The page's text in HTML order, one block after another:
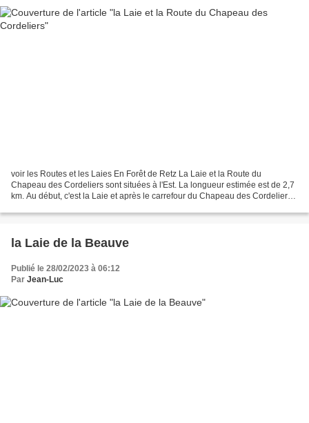
voir les Routes et les Laies En Forêt de Retz La Laie et la Route du
Chapeau des Cordeliers sont situées à l'Est. La longueur estimée est de 2,7
km. Au début, c'est la Laie et après le carrefour du Chapeau des Cordeliers ,
la Laie de la Beauve
Publié le 28/02/2023 à 06:12
Par Jean-Luc